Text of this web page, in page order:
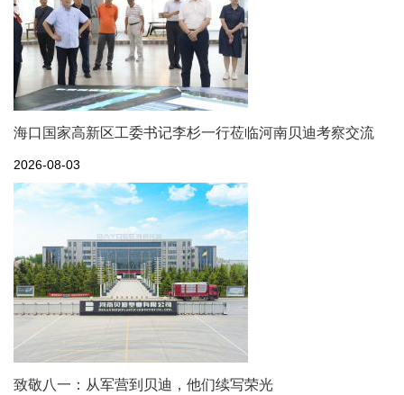
海口国家高新区工委书记李杉一行莅临河南贝迪考察交流
2026-08-03
致敬八一：从军营到贝迪，他们续写荣光